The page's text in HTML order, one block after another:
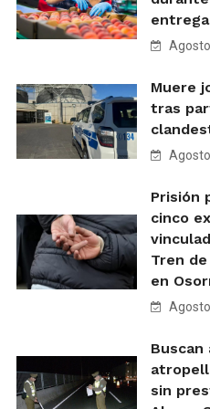
entrega
Muere
tras
Prisión
cinco
Tren
en
Buscan
sin